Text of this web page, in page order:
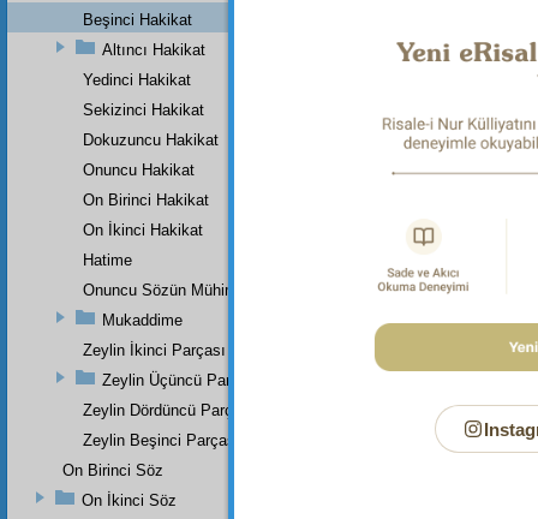
Dipnot-1
bk.
Evet,
olduğu
fena-yı
Beşinci Hakikat
Altıncı Hakikat
Yedinci Hakikat
Sekizinci Hakikat
Dokuzuncu Hakikat
Onuncu Hakikat
On Birinci Hakikat
On İkinci Hakikat
Hatime
Onuncu Sözün Mühim Bir Zeyli Ve Lâhikasının Birinci Parçası
Mukaddime
Zeylin İkinci Parçası
Zeylin Üçüncü Parçası
Zeylin Dördüncü Parçası
Zeylin Beşinci Parçası
On Birinci Söz
On İkinci Söz